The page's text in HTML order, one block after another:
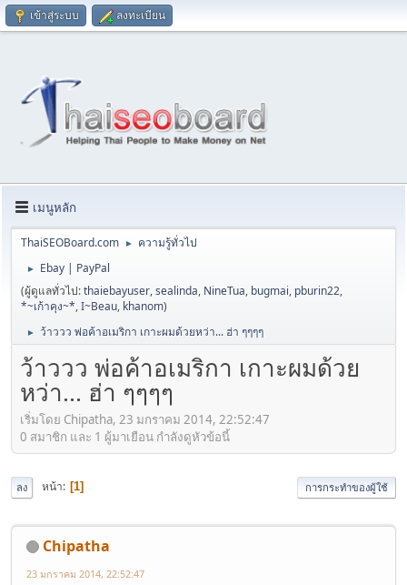
เข้าสู่ระบบ ลงทะเบียน
เมนูหลัก
ThaiSEOBoard.com ► ความรู้ทั่วไป
►
Ebay | PayPal
(ผู้ดูแลทั่วไป:thaiebayuser,sealinda, NineTua, bugmai, pburin22,
*~เก้าคุง~*,I~Beau, khanom)
► ว้าววว พ่อค้าอเมริกา เกาะผมด้วยหว่า... ฮ่า ๆๆๆๆ
ว้าววว พ่อค้าอเมริกา เกาะผมด้วย
หว่า... ฮ่า ๆๆๆๆ
เริ่มโดย Chipatha, 23 มกราคม 2014, 22:52:47
0 สมาชิก และ 1 ผู้มาเยือน กำลังดูหัวข้อนี้
ลง หน้า 1 การกระทำของผู้ใช้
Chipatha
23 มกราคม 2014, 22:52:47